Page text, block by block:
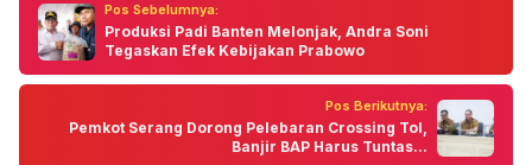
Pos Sebelumnya:
Produksi Padi Banten Melonjak, Andra Soni
Tegaskan Efek Kebijakan Prabowo
Pos Berikutnya:
Pemkot Serang Dorong Pelebaran Crossing Tol,
Banjir BAP Harus Tuntas...